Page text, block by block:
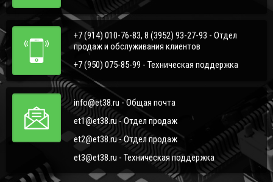
+7 (914) 010-76-83, 8 (3952) 93-27-93 - Отдел
продаж и обслуживания клиентов
+7 (950) 075-85-99 - Техническая поддержка
info@et38.ru - Общая почта
et1@et38.ru - Отдел продаж
et2@et38.ru - Отдел продаж
et3@et38.ru - Техническая поддержка